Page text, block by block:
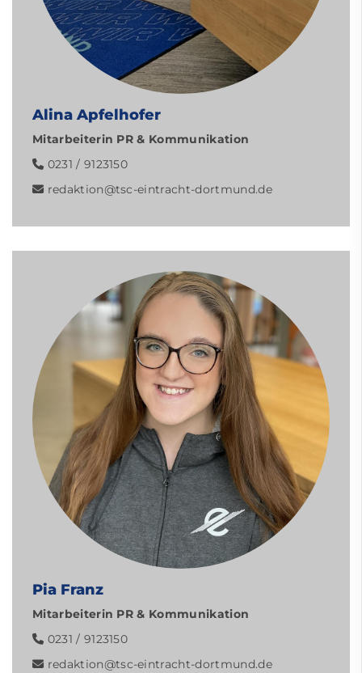
Alina Apfelhofer
Mitarbeiterin PR & Kommunikation
0231 / 9123150
redaktion@tsc-eintracht-dortmund.de
Pia Franz
Mitarbeiterin PR & Kommunikation
0231 / 9123150
redaktion@tsc-eintracht-dortmund.de